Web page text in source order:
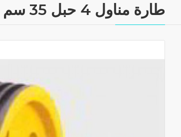
طارة مناول 4 حبل 35 سم